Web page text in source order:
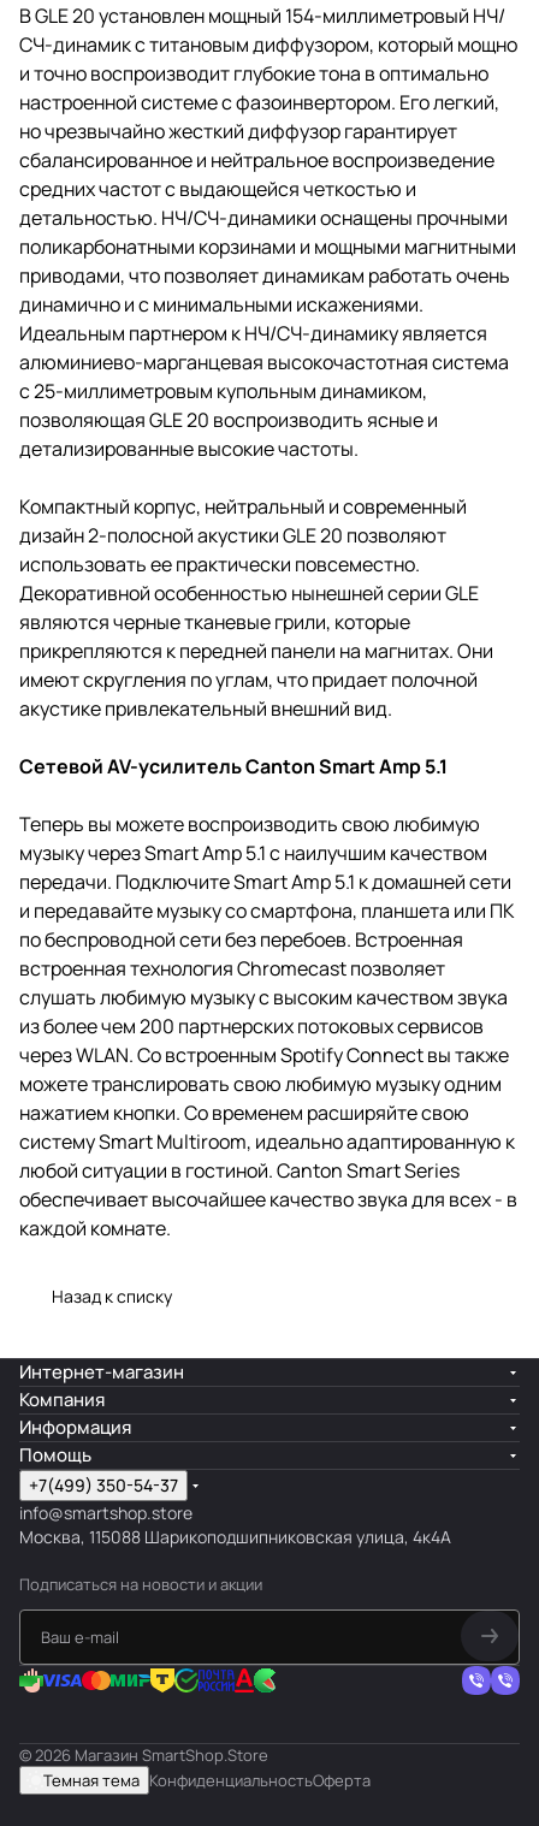
В GLE 20 установлен мощный 154-миллиметровый НЧ/
СЧ-динамик с титановым диффузором, который мощно
и точно воспроизводит глубокие тона в оптимально
настроенной системе с фазоинвертором. Его легкий,
но чрезвычайно жесткий диффузор гарантирует
сбалансированное и нейтральное воспроизведение
средних частот с выдающейся четкостью и
детальностью. НЧ/СЧ-динамики оснащены прочными
поликарбонатными корзинами и мощными магнитными
приводами, что позволяет динамикам работать очень
динамично и с минимальными искажениями.
Идеальным партнером к НЧ/СЧ-динамику является
алюминиево-марганцевая высокочастотная система
с 25-миллиметровым купольным динамиком,
позволяющая GLE 20 воспроизводить ясные и
детализированные высокие частоты.
Компактный корпус, нейтральный и современный
дизайн 2-полосной акустики GLE 20 позволяют
использовать ее практически повсеместно.
Декоративной особенностью нынешней серии GLE
являются черные тканевые грили, которые
прикрепляются к передней панели на магнитах. Они
имеют скругления по углам, что придает полочной
акустике привлекательный внешний вид.
Сетевой AV-усилитель Canton Smart Amp 5.1
Теперь вы можете воспроизводить свою любимую
музыку через Smart Amp 5.1 с наилучшим качеством
передачи. Подключите Smart Amp 5.1 к домашней сети
и передавайте музыку со смартфона, планшета или ПК
по беспроводной сети без перебоев. Встроенная
встроенная технология Chromecast позволяет
слушать любимую музыку с высоким качеством звука
из более чем 200 партнерских потоковых сервисов
через WLAN. Со встроенным Spotify Connect вы также
можете транслировать свою любимую музыку одним
нажатием кнопки. Со временем расширяйте свою
систему Smart Multiroom, идеально адаптированную к
любой ситуации в гостиной. Canton Smart Series
обеспечивает высочайшее качество звука для всех - в
каждой комнате.
Назад к списку
Интернет-магазин
Компания
Информация
Помощь
+7(499) 350-54-37
info@smartshop.store
Москва, 115088 Шарикоподшипниковская улица, 4к4А
Подписаться на новости и акции
© 2026 Магазин SmartShop.Store
Темная тема КонфиденциальностьОферта